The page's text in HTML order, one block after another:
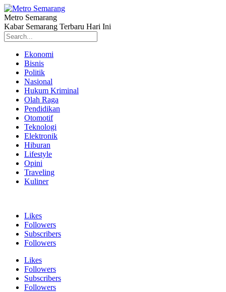
Metro Semarang
Kabar Semarang Terbaru Hari Ini
Ekonomi
Bisnis
Politik
Nasional
Hukum Kriminal
Olah Raga
Pendidikan
Otomotif
Teknologi
Elektronik
Hiburan
Lifestyle
Opini
Traveling
Kuliner
Likes
Followers
Subscribers
Followers
Likes
Followers
Subscribers
Followers